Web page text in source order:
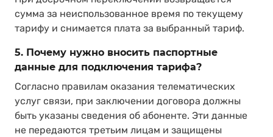
сумма за неиспользованное время по текущему
тарифу и снимается плата за выбранный тариф.
5. Почему нужно вносить паспортные
данные для подключения тарифа?
Согласно правилам оказания телематических
услуг связи, при заключении договора должны
быть указаны сведения об абоненте. Эти данные
не передаются третьим лицам и защищены